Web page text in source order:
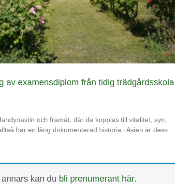
av examensdiplom från tidig trädgårdsskola
och framåt, där de kopplas till vitalitet, syn,
har en lång dokumenterad historia i Asien är dess
annars kan du bli prenumerant här.